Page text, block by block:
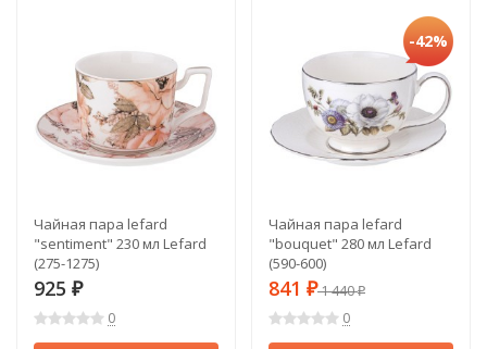
Чайная пара lefard
"sentiment" 230 мл Lefard
(275-1275)
925 ₽
0
-42%
Чайная пара lefard
"bouquet" 280 мл Lefard
(590-600)
841 ₽1 440₽
0